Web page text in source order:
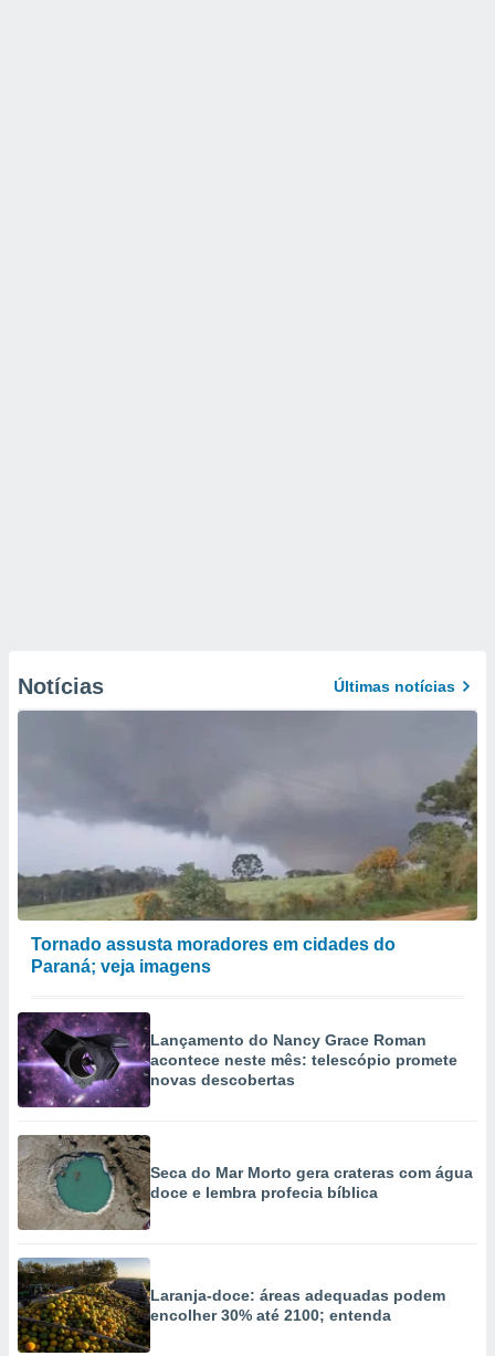
Notícias Últimas notícias
Tornado assusta moradores em cidades do
Paraná; veja imagens
Lançamento do Nancy Grace Roman
acontece neste mês: telescópio promete
novas descobertas
Seca do Mar Morto gera crateras com água
doce e lembra profecia bíblica
Laranja-doce: áreas adequadas podem
encolher 30% até 2100; entenda